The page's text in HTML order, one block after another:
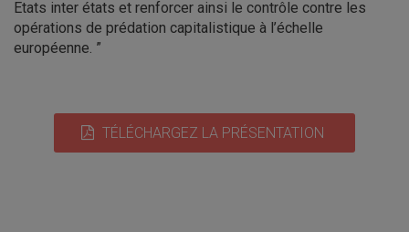
Etats inter états et renforcer ainsi le contrôle contre les
opérations de prédation capitalistique à l’échelle
européenne. ”
TÉLÉCHARGEZ LA PRÉSENTATION